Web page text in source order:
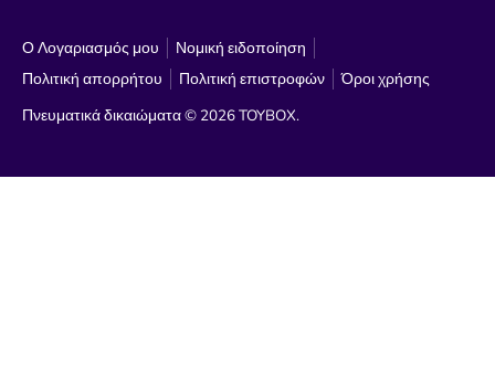
Ο Λογαριασμός μου
Νομική ειδοποίηση
Πολιτική απορρήτου
Πολιτική επιστροφών
Όροι χρήσης
Πνευματικά δικαιώματα © 2026TOYBOX.